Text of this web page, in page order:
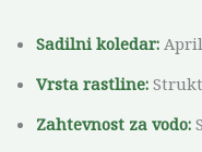
Sadilni koledar:
Vrsta rastline:
Zahtevnost za vodo: